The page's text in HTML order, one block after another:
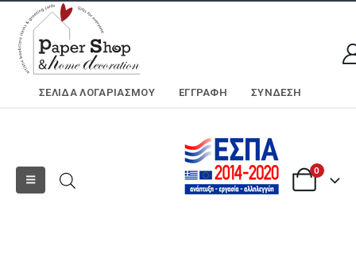
ΣΕΛΊΔΑ ΛΟΓΑΡΙΑΣΜΟΎ ΕΓΓΡΑΦΗ ΣΎΝΔΕΣΗ
0